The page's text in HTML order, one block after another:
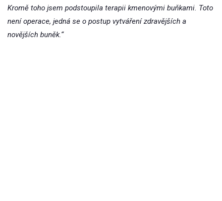
Kromě toho jsem podstoupila terapii kmenovými buňkami. Toto
není operace, jedná se o postup vytváření zdravějších a
novějších buněk.“